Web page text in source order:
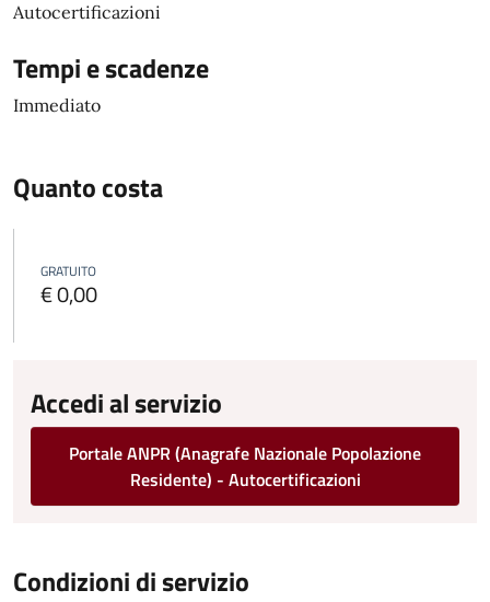
Autocertificazioni
Tempi e scadenze
Immediato
Quanto costa
GRATUITO
€ 0,00
Accedi al servizio
Portale ANPR (Anagrafe Nazionale Popolazione
Residente) - Autocertificazioni
Condizioni di servizio